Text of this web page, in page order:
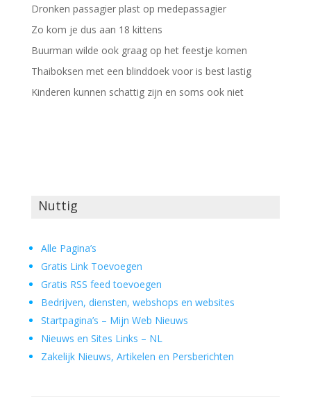
Dronken passagier plast op medepassagier
Zo kom je dus aan 18 kittens
Buurman wilde ook graag op het feestje komen
Thaiboksen met een blinddoek voor is best lastig
Kinderen kunnen schattig zijn en soms ook niet
Nuttig
Alle Pagina’s
Gratis Link Toevoegen
Gratis RSS feed toevoegen
Bedrijven, diensten, webshops en websites
Startpagina’s – Mijn Web Nieuws
Nieuws en Sites Links – NL
Zakelijk Nieuws, Artikelen en Persberichten